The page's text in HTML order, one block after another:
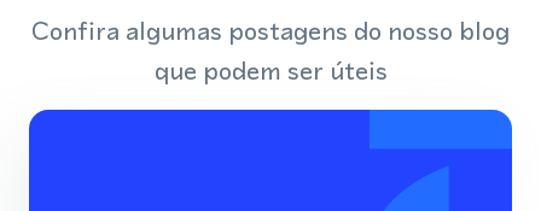
Confira algumas postagens do nosso blog
que podem ser úteis